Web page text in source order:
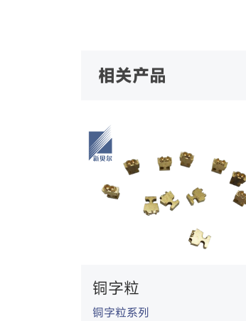
相关产品
铜字粒
铜字粒系列